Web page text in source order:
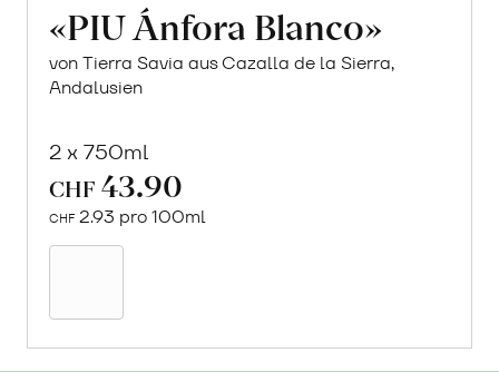
«PIU Ánfora Blanco»
von Tierra Savia aus Cazalla de la Sierra,
Andalusien
2 x 750ml
CHF 43.90
CHF 2.93 pro 100ml